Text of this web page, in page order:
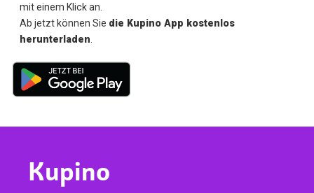
mit einem Klick an.
Ab jetzt können Sie die Kupino App kostenlos
herunterladen
Kupino